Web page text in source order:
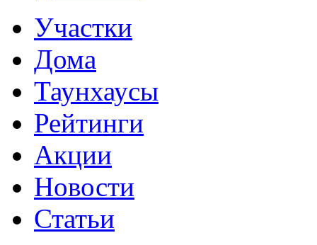
Участки
Дома
Таунхаусы
Рейтинги
Акции
Новости
Статьи